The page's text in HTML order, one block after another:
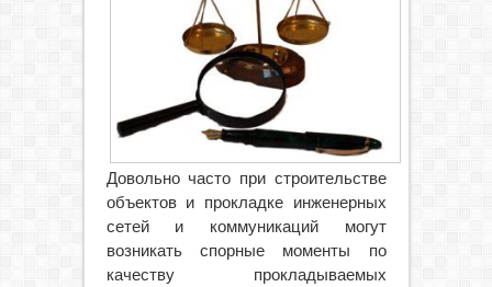
Довольно часто при строительстве
объектов и прокладке инженерных
сетей и коммуникаций могут
возникать спорные моменты по
качеству прокладываемых